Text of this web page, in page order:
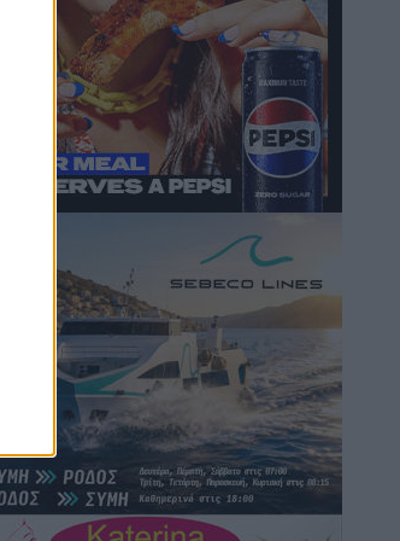
Κικίλιας: Μειώθηκαν κατά 34% οι
μεταναστευτικές ροές στα θαλάσσια
σύνορα
• πριν 14 ώρες
Κως: Γερμανός τουρίστας κέρδισε
αποζημίωση 900 ευρώ επειδή δεν
βρήκε ξαπλώστρες στις οικογενειακές
διακοπές του
Τοπικές Ειδήσεις• πριν 14 ώρες
Ο γεωεντοπισμός μέσω 112 «έσωσε»
Δανό περιπατητή στη Ρόδο
Τοπικές Ειδήσεις πριν 14 ώρες
Σύμη: Ανασύρθηκε σορός άνδρα –